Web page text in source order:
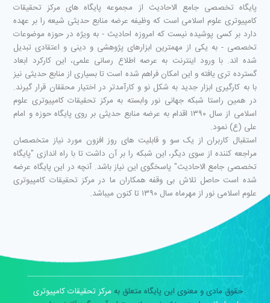
پایگاه تخصصی جامع الاحادیث از مجموعه پایگاه های مرکز تحقیقات
کامپیوتری علوم اسلامی است که وظیفه عرضه منابع حدیثی شیعه را بر عهده
دارد بر کسی پوشیده نیست که امروزه احادیث - به ویژه در حوزه موضوعات
تخصصی - به یکی از مهمترین ابزارهای پژوهشی و دینی و اعتقادی تبدیل
شده اند. با ورود اینترنت به عرصه اطلاع رسانی علمی، این کارکرد ابعاد
گسترده تری یافته و این امکان فراهم شده است تا بسیاری از منابع حدیثی نیز
با به کارگیری ابزار جدید به شکل نو و کارآمدتر در اختیار محققان قرار گیرند.
در همین راستا شبکه جهانی نور وابسته به مرکز تحقیقات کامپیوتری علوم
اسلامی از سال ۱۳۹۰ اقدام به عرضه منابع حدیثی بر روی پایگاه حوزه و امام
علی (ع) نمود.
استقبال کاربران از یک سو و قابلیت های روز افزون مورد نیاز متخصصان
مراجعه کننده از سوی دیگر، این شبکه را بر آن داشت تا با راه اندازی "پایگاه
تخصصی جامع الاحادیث" پاسخگوی این نیاز باشد. آنچه در این پایگاه عرضه
شده است حاصل تلاش بی وقفه همکاران ما در مرکز تحقیقات کامپیوتری
علوم اسلامی نور از مهرماه سال ۱۳۹۰ تا کنون میباشد.
حقوق مادی و معنوی این پایگاه متعلق بهمرکز تحقیقات کامپیوتری